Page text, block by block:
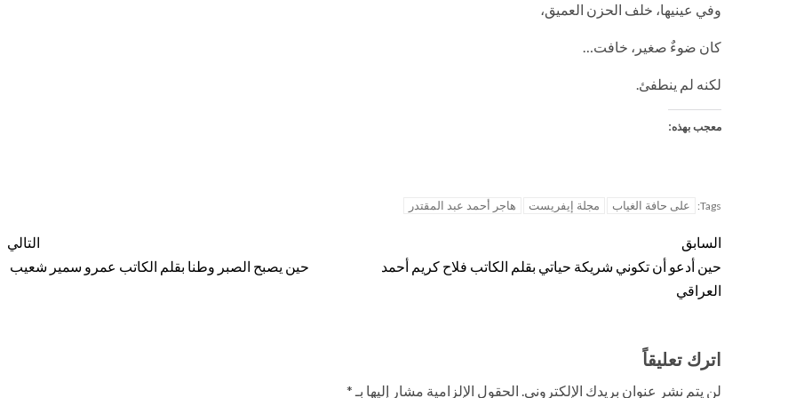
وفي عينيها، خلف الحزن العميق،
كان ضوءٌ صغير، خافت…
لكنه لم ينطفئ.
معجب بهذه:
Tags: على حافة الغياب مجلة إيفريست هاجر أحمد عبد المقتدر
السابق
حين أدعو أن تكوني شريكة حياتي بقلم الكاتب فلاح كريم أحمد
العراقي
التالي
حين يصبح الصبر وطنا بقلم الكاتب عمرو سمير شعيب
اترك تعليقاً
لن يتم نشر عنوان بريدك الإلكتروني. الحقول الإلزامية مشار إليها بـ *